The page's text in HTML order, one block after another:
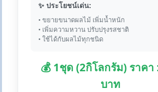
✨ ประโยชน์เด่น:
• ขยายขนาดผลไม้ เพิ่มน้ำหนัก
• เพิ่มความหวาน ปรับปรุงรสชาติ
• ใช้ได้กับผลไม้ทุกชนิด
💰 1ชุด (2กิโลกรัม) ราคา
บาท